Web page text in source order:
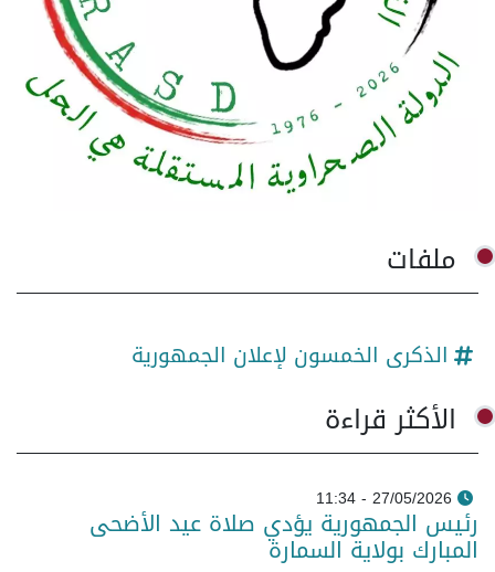
ملفات
الذكرى الخمسون لإعلان الجمهورية
الأكثر قراءة
27/05/2026 - 11:34
رئيس الجمهورية يؤدي صلاة عيد الأضحى
المبارك بولاية السمارة